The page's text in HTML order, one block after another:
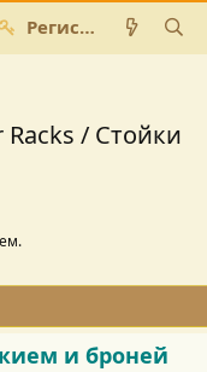
Регистрация
Racks / Стойки
и броней